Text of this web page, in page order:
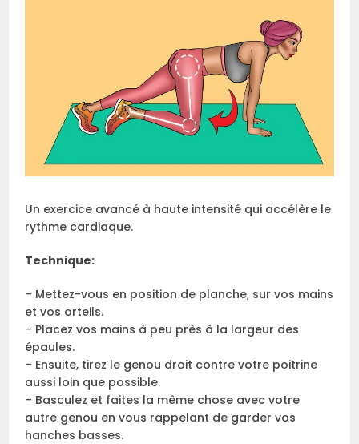
Un exercice avancé à haute intensité qui accélère le
rythme cardiaque.
Technique:
– Mettez-vous en position de planche, sur vos mains
et vos orteils.
– Placez vos mains à peu près à la largeur des
épaules.
– Ensuite, tirez le genou droit contre votre poitrine
aussi loin que possible.
– Basculez et faites la même chose avec votre
autre genou en vous rappelant de garder vos
hanches basses.